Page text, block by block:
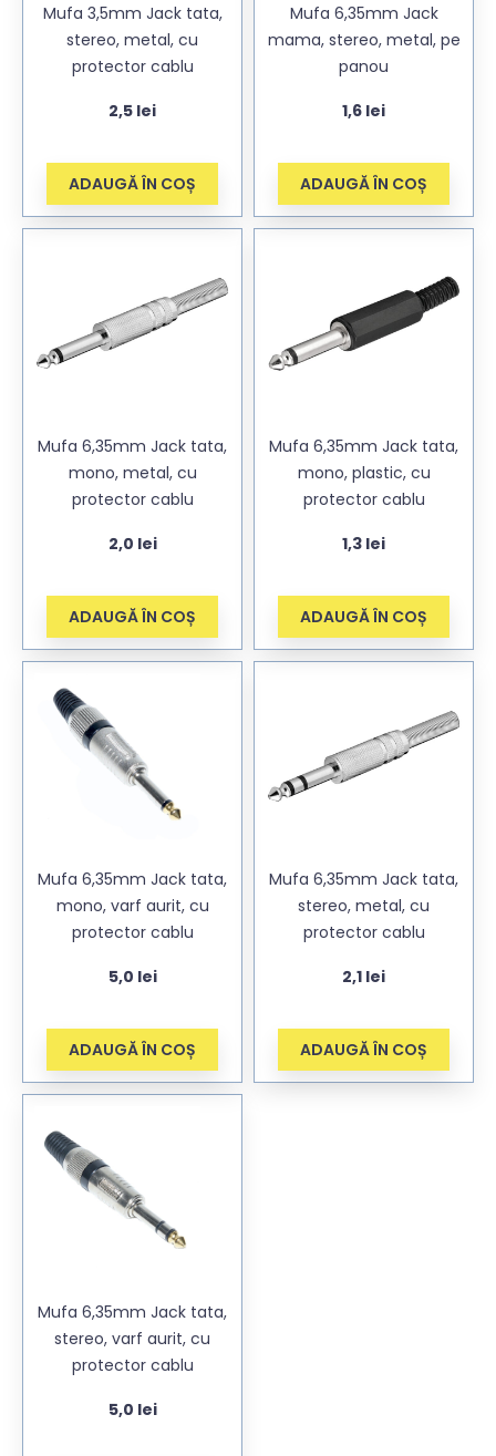
Mufa 3,5mm Jack tata,
stereo, metal, cu
protector cablu
2,5 lei
ADAUGĂ ÎN COȘ
Mufa 6,35mm Jack
mama, stereo, metal, pe
panou
1,6 lei
ADAUGĂ ÎN COȘ
Mufa 6,35mm Jack tata,
mono, metal, cu
protector cablu
2,0 lei
ADAUGĂ ÎN COȘ
Mufa 6,35mm Jack tata,
mono, plastic, cu
protector cablu
1,3 lei
ADAUGĂ ÎN COȘ
Mufa 6,35mm Jack tata,
mono, varf aurit, cu
protector cablu
5,0 lei
ADAUGĂ ÎN COȘ
Mufa 6,35mm Jack tata,
stereo, metal, cu
protector cablu
2,1 lei
ADAUGĂ ÎN COȘ
Mufa 6,35mm Jack tata,
stereo, varf aurit, cu
protector cablu
5,0 lei